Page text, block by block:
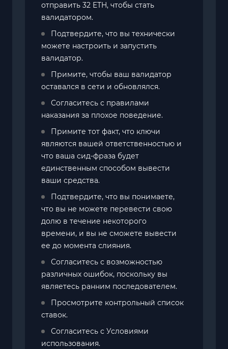
отправить 32 ETH, чтобы стать
валидатором.
Подтвердите, что вы технически
можете настроить и запустить
валидатор.
Примите, чтобы ваш валидатор
оставался в сети и обновлялся.
Согласитесь с правилами
наказания за плохое поведение.
Примите тот факт, что ключи
являются вашей ответственностью и
что ваша сид-фраза будет
единственным способом вывести
ваши средства.
Подтвердите, что вы понимаете,
что вы не можете перевести свою
долю в течение некоторого
времени, и вы не сможете вывести
ее до момента слияния.
Согласитесь с возможностью
различных ошибок, поскольку вы
являетесь ранним последователем.
Просмотрите контрольный список
ставок.
Согласитесь с Условиями
использования.